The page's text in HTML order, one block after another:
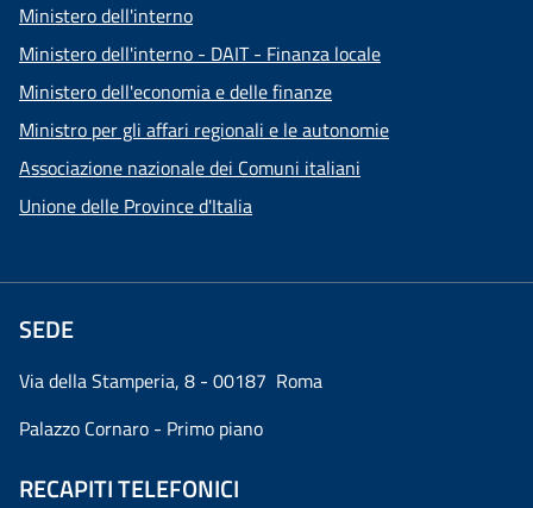
Ministero dell'interno
Ministero dell'interno - DAIT - Finanza locale
Ministero dell'economia e delle finanze
Ministro per gli affari regionali e le autonomie
Associazione nazionale dei Comuni italiani
Unione delle Province d'Italia
SEDE
Via della Stamperia, 8 - 00187 Roma
Palazzo Cornaro - Primo piano
RECAPITI TELEFONICI